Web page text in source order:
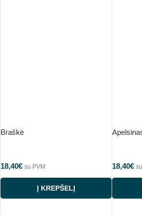
Braškė
18,40€ su PVM
Į KREPŠELĮ
18,40€